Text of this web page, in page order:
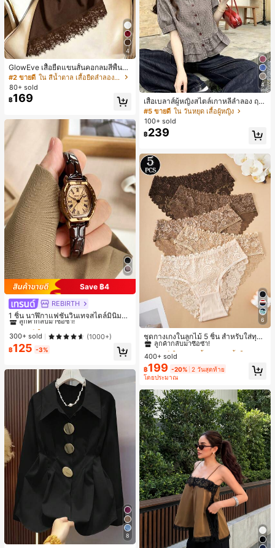
4
GlowEve เสื้อยืดแขนสั้นคอกลมสีพื้นลำ
ลองอเนกประสงค์สำหรับผู้หญิง
#2 ขายดี
ใน สีน้ำตาล เสื้อยืดลำลองพื้นฐาน
80+ sold
฿169
Save ฿4
REBIRTH
1 ชิ้น นาฬิกาแฟชั่นวินเทจสไตล์มินิมอล
เลขโรมันสำหรับผู้หญิง เหมาะสำหรับก
ารตกแต่งประจำวัน
#1 ขายดี
ลูกค้ากลับมาซื้อซ้ำ!
#1 ขายดี
ลูกค้ากลับมาซื้อซ้ำ!
#1 ขายดี
ลูกค้ากลับมาซื้อซ้ำ!
#1 ขายดี
300+ sold (1000+)
฿125 -3%
8
4
เสื้อเบลาส์ผู้หญิงสไตล์เกาหลีลำลอง ฤดู
ใบไม้ผลิ/ฤดูร้อนใหม่ ชายระบาย ชิคแล
ะหรูหรา
#5 ขายดี ใน วันหยุด เสื้อผู้หญิง
100+ sold
฿239
6
ชุดกางเกงในลูกไม้ 5 ชิ้น สำหรับใส่ทุกวั
น
#1 ขายดี
ลูกค้ากลับมาซื้อซ้ำ!
#1 ขายดี
ลูกค้ากลับมาซื้อซ้ำ!
#1 ขายดี
ลูกค้ากลับมาซื้อซ้ำ!
#1 ขายดี
ลูกค้ากลับมาซื้อซ้ำ!
400+ sold
฿199 -20% 2 วันสุดท้าย
โดยประมาณ